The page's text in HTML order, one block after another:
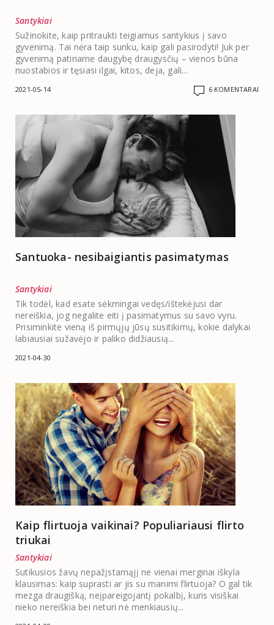
Santykiai
Sužinokite, kaip pritraukti teigiamus santykius į savo
gyvenimą. Tai nėra taip sunku, kaip gali pasirodyti! Juk per
gyvenimą patiriame daugybę draugysčių – vienos būna
nuostabios ir tęsiasi ilgai, kitos, deja, gali...
2021-05-14 6 KOMENTARAI
Santuoka- nesibaigiantis pasimatymas
Santykiai
Tik todėl, kad esate sėkmingai vedęs/ištekėjusi dar
nereiškia, jog negalite eiti į pasimatymus su savo vyru.
Prisiminkite vieną iš pirmųjų jūsų susitikimų, kokie dalykai
labiausiai sužavėjo ir paliko didžiausią...
2021-04-30
Kaip flirtuoja vaikinai? Populiariausi flirto
triukai
Santykiai
Sutikusios žavų nepažįstamąjį ne vienai merginai iškyla
klausimas: kaip suprasti ar jis su manimi flirtuoja? O gal tik
mezga draugišką, neįpareigojantį pokalbį, kuris visiškai
nieko nereiškia bei neturi nė menkiausių...